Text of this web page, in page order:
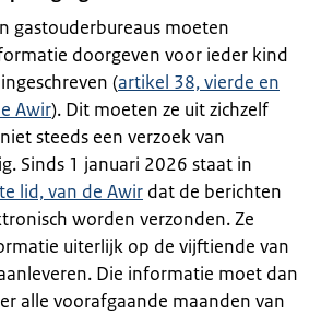
gastouderbureaus moeten
doorgeven voor ieder kind
(artikel 38, vierde en
Awir). Dit moeten ze uit zichzelf
steeds een verzoek van
Sinds 1 januari 2026 staat in
lid, van de Awir dat de berichten
worden verzonden. Ze
uiterlijk op de vijftiende van
Die informatie moet dan
alle voorafgaande maanden van